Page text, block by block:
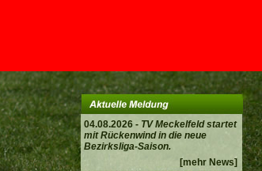
04.08.2026 - TV Meckelfeld startet
mit Rückenwind in die neue
Bezirksliga-Saison.
[mehr News]